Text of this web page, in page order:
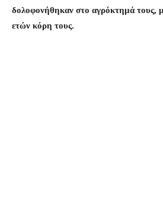
δολοφονήθηκαν στο αγρόκτημά τους,
ετών κόρη τους.